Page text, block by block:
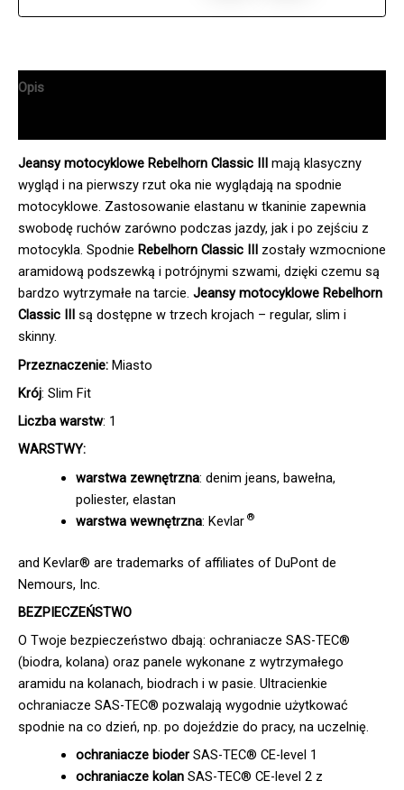
Opis
Jeansy motocyklowe Rebelhorn Classic III
mają klasyczny
wygląd i na pierwszy rzut oka nie wyglądają na spodnie
motocyklowe. Zastosowanie elastanu w tkaninie zapewnia
swobodę ruchów zarówno podczas jazdy, jak i po zejściu z
motocykla. Spodnie Rebelhorn Classic III
zostały wzmocnione
aramidową podszewką i potrójnymi szwami, dzięki czemu są
bardzo wytrzymałe na tarcie. Jeansy motocyklowe Rebelhorn
Classic III
są dostępne w trzech krojach – regular, slim i
skinny.
Przeznaczenie: Miasto
Krój: Slim Fit
Liczba warstw: 1
WARSTWY:
warstwa zewnętrzna: denim jeans, bawełna,
poliester, elastan
warstwa wewnętrzna: Kevlar®
and Kevlar® are trademarks of affiliates of DuPont de
Nemours, Inc.
BEZPIECZEŃSTWO
O Twoje bezpieczeństwo dbają: ochraniacze SAS-TEC®
(biodra, kolana) oraz panele wykonane z wytrzymałego
aramidu na kolanach, biodrach i w pasie. Ultracienkie
ochraniacze SAS-TEC® pozwalają wygodnie użytkować
spodnie na co dzień, np. po dojeździe do pracy, na uczelnię.
ochraniacze bioder SAS-TEC® CE-level 1
ochraniacze kolanSAS-TEC® CE-level 2 z